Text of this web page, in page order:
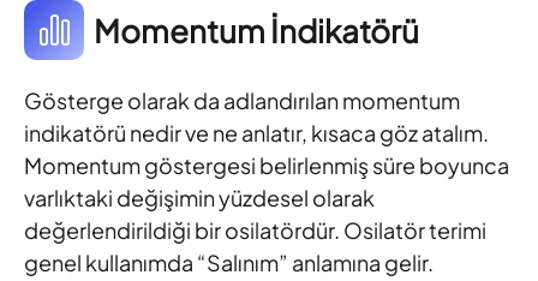
Momentum İndikatörü
Gösterge olarak da adlandırılan momentum
indikatörü nedir ve ne anlatır, kısaca göz atalım.
Momentum göstergesi belirlenmiş süre boyunca
varlıktaki değişimin yüzdesel olarak
değerlendirildiği bir osilatördür. Osilatör terimi
genel kullanımda “Salınım” anlamına gelir.